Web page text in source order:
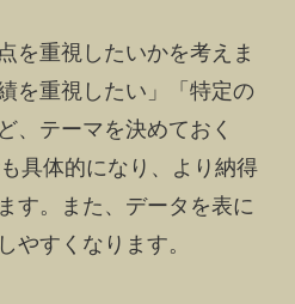
を重視したいかを考えま
を重視したい」「特定の
、テーマを決めておく
具体的になり、より納得
す。また、データを表に
やすくなります。